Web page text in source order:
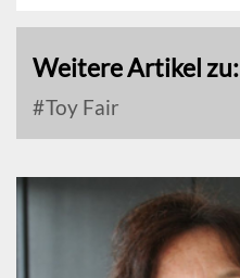
Weitere Artikel zu:
Toy Fair